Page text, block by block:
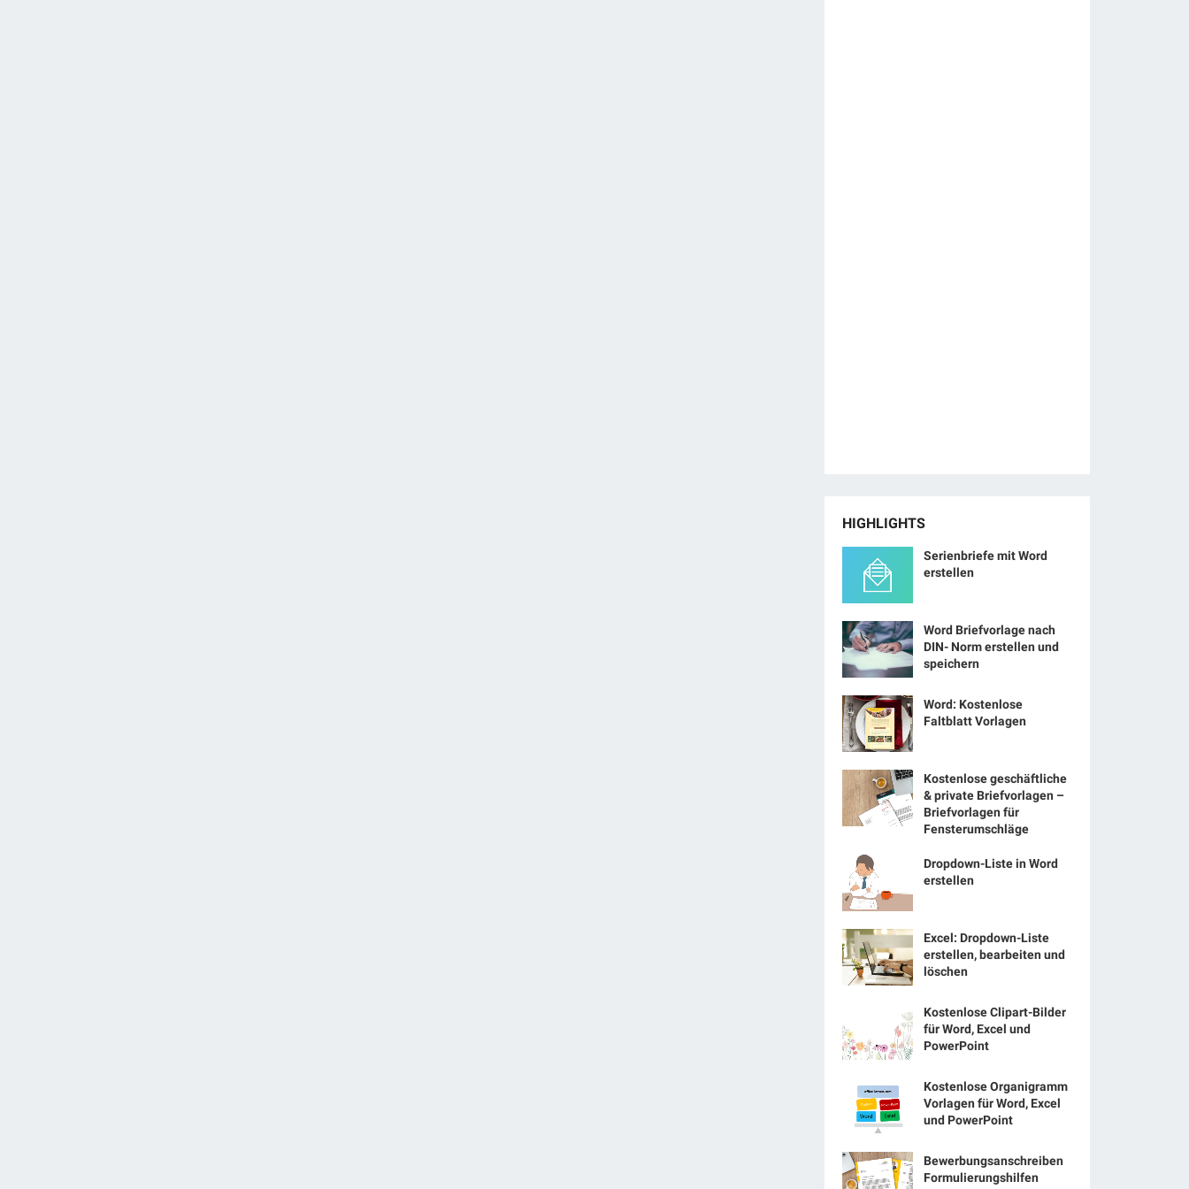
HIGHLIGHTS
Serienbriefe mit Word
erstellen
Word Briefvorlage nach
DIN- Norm erstellen und
speichern
Word: Kostenlose
Faltblatt Vorlagen
Kostenlose geschäftliche
& private Briefvorlagen –
Briefvorlagen für
Fensterumschläge
Dropdown-Liste in Word
erstellen
Excel: Dropdown-Liste
erstellen, bearbeiten und
löschen
Kostenlose Clipart-Bilder
für Word, Excel und
PowerPoint
Kostenlose Organigramm
Vorlagen für Word, Excel
und PowerPoint
Bewerbungsanschreiben
Formulierungshilfen